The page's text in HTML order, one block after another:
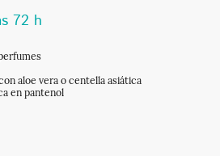
72 h
aloe vera o centella asiática
en pantenol